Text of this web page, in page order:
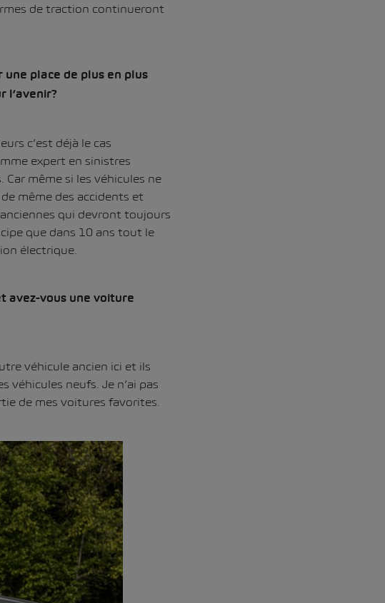
de traction continueront
place de plus en plus
l’avenir?
c’est déjà le cas
expert en sinistres
même si les véhicules ne
même des accidents et
qui devront toujours
que dans 10 ans tout le
électrique.
avez-vous une voiture
véhicule ancien ici et ils
véhicules neufs. Je n’ai pas
de mes voitures favorites.